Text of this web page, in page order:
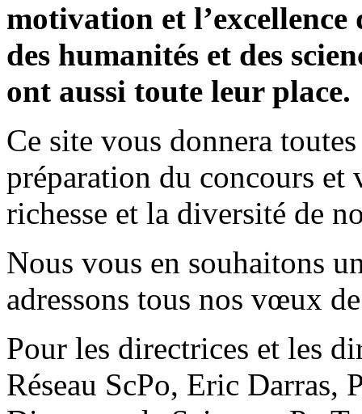
motivation et l’excellence
des humanités et des
ont aussi toute leur place.
Ce site vous donnera
préparation du concours et
richesse et la diversité de
Nous vous en souhaitons
adressons tous nos vœux
Pour les directrices et les
Réseau ScPo, Eric Darras,